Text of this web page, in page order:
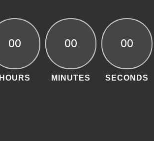
00
HOURS
00
MINUTES
00
SECONDS